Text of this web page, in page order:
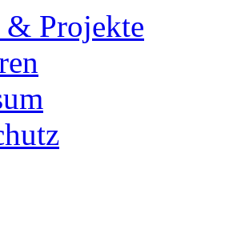
Projekte